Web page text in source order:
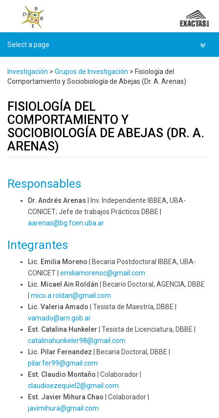
content
Investigación > Grupos de Investigación > Fisiología del
Comportamiento y Sociobiología de Abejas (Dr. A. Arenas)
FISIOLOGÍA DEL
COMPORTAMIENTO Y
SOCIOBIOLOGÍA DE ABEJAS (DR. A.
ARENAS)
Responsables
Dr. Andrés Arenas | Inv. Independiente IBBEA, UBA-
CONICET; Jefe de trabajos Prácticos DBBE |
aarenas@bg.fcen.uba.ar
Integrantes
Lic. Emilia Moreno | Becaria Postdoctoral IBBEA, UBA-
CONICET | emiliamorenoc@gmail.com
Lic. Micael Ain Roldán
| Becario Doctoral, AGENCIA, DBBE
mico.a.roldan@gmail.com
Lic. Valeria Amado | Tesista de Maestría, DBBE |
vamado@arn.gob.ar
Est. Catalina Hunkeler | Tesista de Licenciatura, DBBE |
catalinahunkeler98@gmail.com
Lic. Pilar Fernandez
| Becaria Doctoral, DBBE |
pilar.fer99@gmail.com
Est. Claudio Montaño
| Colaborador |
claudioezequiel2@gmail.com
Est. Javier Mihura Chao
| Colaborador |
javimihura@gmail.com